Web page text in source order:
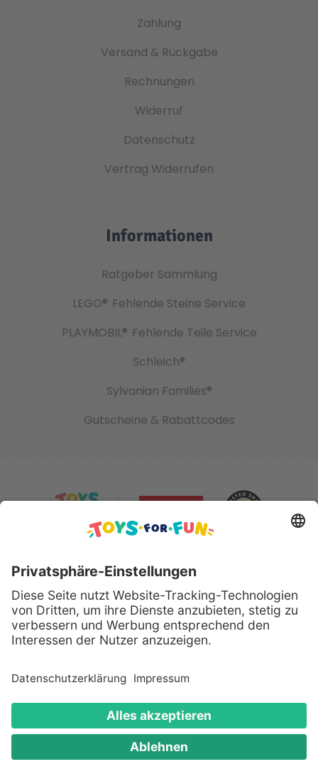
Zahlung
Versand & Rückgabe
Rechnungen
Widerruf
Datenschutz
Vertrag Widerrufen
Informationen
Ratgeber Sammlung
LEGO® Fehlende Steine Service
PLAYMOBIL® Fehlende Teile Service
Schleich®
Sylvanian Families®
Gutscheine & Rabattcodes
Sicher bezahlen mit:
Alle genannten Produkte und Logos sind eingetragene
Warenzeichen der jeweiligen Hersteller.
Copyright © 2008 - 2026 Toys for Fun GmbH - Alle
Rechte vorbehalten